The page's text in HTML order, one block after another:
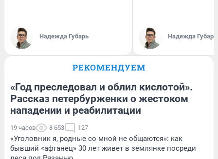
Надежда Губарь Надежда Губарь
РЕКОМЕНДУЕМ
«Год преследовал и облил кислотой».
Рассказ петербурженки о жестоком
нападении и реабилитации
19 часов 8 653 127
«Уголовник я, родные со мной не общаются»: как
бывший «афганец» 30 лет живет в землянке посреди